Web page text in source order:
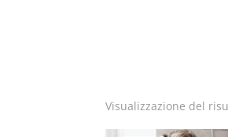
Visualizzazione del